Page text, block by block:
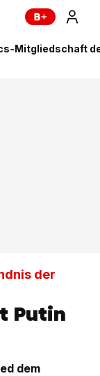
Mitgliedschaft
der
Putin
dem